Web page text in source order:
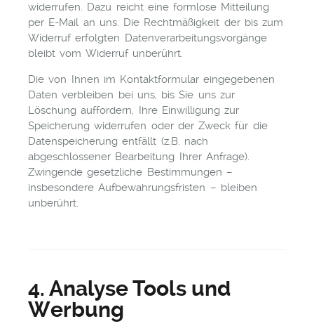
widerrufen. Dazu reicht eine formlose Mitteilung
per E-Mail an uns. Die Rechtmäßigkeit der bis zum
Widerruf erfolgten Datenverarbeitungsvorgänge
bleibt vom Widerruf unberührt.
Die von Ihnen im Kontaktformular eingegebenen
Daten verbleiben bei uns, bis Sie uns zur
Löschung auffordern, Ihre Einwilligung zur
Speicherung widerrufen oder der Zweck für die
Datenspeicherung entfällt (z.B. nach
abgeschlossener Bearbeitung Ihrer Anfrage).
Zwingende gesetzliche Bestimmungen –
insbesondere Aufbewahrungsfristen – bleiben
unberührt.
4. Analyse Tools und
Werbung